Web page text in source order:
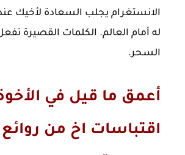
الانستغرام يجلب السعادة لأخيك
له أمام العالم. الكلمات القصيرة
السحر.
أعمق ما قيل في
اقتباسات اخ من روائع